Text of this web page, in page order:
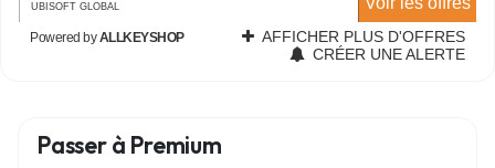
Passer à Premium